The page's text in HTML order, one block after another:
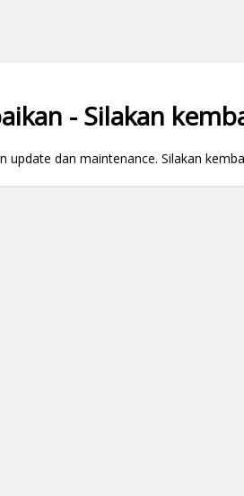
- Silakan
update dan maintenance. Silakan